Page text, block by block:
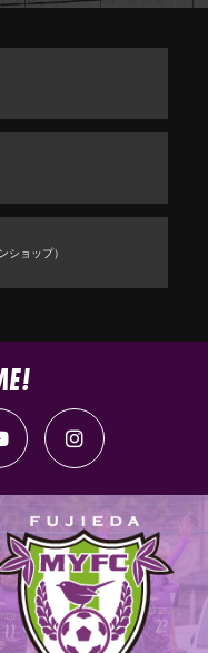
ショップ）